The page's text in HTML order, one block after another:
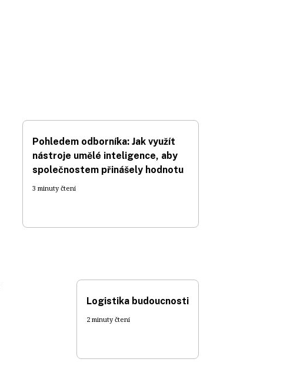
Pohledem odborníka: Jak využít
nástroje umělé inteligence, aby
společnostem přinášely hodnotu
3 minuty čtení
Logistika budoucnosti
2 minuty čtení